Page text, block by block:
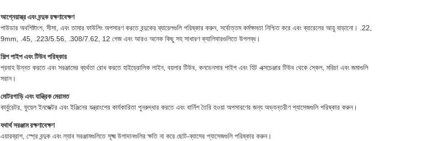
আগ্নেয়াস্ত্র এবং বন্দুক রক্ষণাবেক্ষণ
পাউডার অবশিষ্টাংশ, সীসা, এবং তামার ফাউলিং অপসারণ করতে বন্দুকের ব্যারেলগুলি পরিষ্কার করুন, সর্বোত্তম কর্মক্ষমতা নিশ্চিত করে এবং ব্যারেলের আয়ু বাড়ানো। .22,
9mm, .45, .223/5.56, .308/7.62, 12 গেজ এবং আরও অনেক কিছু সহ সাধারণ ক্যালিবারগুলিতে উপলব্ধ।
শিল্প পাইপ এবং টিউব পরিষ্কার
প্রবাহ উন্নত করতে এবং সরঞ্জামের ব্যর্থতা রোধ করতে হাইড্রোলিক লাইন, বয়লার টিউব, কনডেনসার পাইপ এবং হিট এক্সচেঞ্জার টিউব থেকে স্কেল, মরিচা এবং জমাগুলি
সরান।
মোটরগাড়ি এবং যান্ত্রিক মেরামত
কার্বুরেটর, ফুয়েল ইনজেক্টর এবং ইঞ্জিনের যন্ত্রাংশের কার্যকারিতা পুনরুদ্ধার করতে এবং বার্নিশ তৈরি হওয়া অপসারণের জন্য অভ্যন্তরীণ প্যাসেজগুলি পরিষ্কার করুন।
যথার্থ সরঞ্জাম রক্ষণাবেক্ষণ
এয়ারব্রাশ, স্প্রে বন্দুক এবং ল্যাব সরঞ্জামগুলিতে সূক্ষ্ম উপাদানগুলির ক্ষতি না করে ছোট-ব্যাসের প্যাসেজগুলি পরিষ্কার করুন।